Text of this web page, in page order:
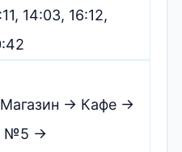
14:03, 16:12,
→ Кафе →
№5 →